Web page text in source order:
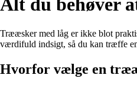
Alt du behøver
Trææsker med låg er ikke blot
værdifuld indsigt, så du kan træffe
Hvorfor vælge en